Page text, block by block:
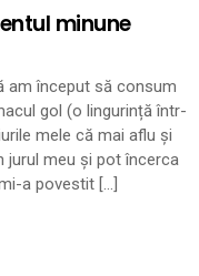
minune
am început să consum
gol (o lingurință într-
mele că mai aflu și
jurul meu și pot încerca
a povestit […]